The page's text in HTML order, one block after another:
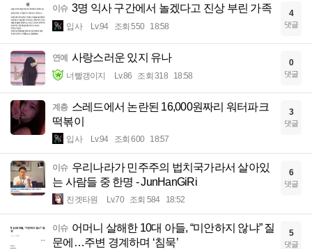
이슈 3명 익사 구간에서 놀겠다고 진상 부린 가족
입사 Lv.94 조회 550 18:58
4
댓글
연예 사랑스러운 있지 유나
너빨갱이지 Lv.86 조회 318 18:58
0
댓글
계층 스레드에서 논란된 16,000원짜리 워터파크
떡볶이
입사 Lv.94 조회 600 18:57
3
댓글
이슈 우리나라가 민주주의 법치국가라서 살아있
는 사람들 중 한명 - JunHanGiRi
진겟타원 Lv.70 조회 584 18:52
6
댓글
이슈 어머니 살해한 10대 아들, “미안하지 않냐” 질
문에…주변 경계하며 ‘침묵’
5
댓글